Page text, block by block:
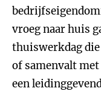
vroeg naar huis
thuiswerkdag
of samenvalt
een